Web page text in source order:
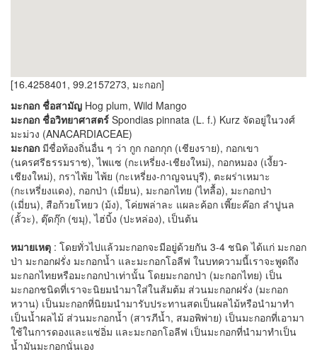
[16.4258401, 99.2157273, มะกอก]
มะกอก ชื่อสามัญ Hog plum, Wild Mango
มะกอก ชื่อวิทยาศาสตร์ Spondias pinnata (L. f.) Kurz จัดอยู่ในวงศ์
มะม่วง (ANACARDIACEAE)
มะกอก มีชื่อท้องถิ่นอื่น ๆ ว่า กูก กอกกุก (เชียงราย), กอกเขา
(นครศรีธรรมราช), ไพแซ (กะเหรี่ยง-เชียงใหม่), กอกหมอง (เงี้ยว-
เชียงใหม่), กราไพ้ย ไพ้ย (กะเหรี่ยง-กาญจนบุรี), ตะผร่าเหมาะ
(กะเหรี่ยงแดง), กอกป่า (เมี่ยน), มะกอกไทย (ไทลื้อ), มะกอกป่า
(เมี่ยน), สือก้วยโหยว (ม้ง), โค่ยพล่าละ แผละค้อก เพี๊ยะค๊อก ลำปูนล
(ลั้วะ), ตุ๊ดกุ๊ก (ขมุ), ไฮ่บิ้ง (ปะหล่อง), เป็นต้น
หมายเหตุ : โดยทั่วไปแล้วมะกอกจะมีอยู่ด้วยกัน 3-4 ชนิด ได้แก่ มะกอก
ป่า มะกอกฝรั่ง มะกอกน้ำ และมะกอกโอลีฟ ในบทความนี้เราจะพูดถึง
มะกอกไทยหรือมะกอกป่าเท่านั้น โดยมะกอกป่า (มะกอกไทย) เป็น
มะกอกชนิดที่เราจะนิยมนำมาใส่ในส้มต้ม ส่วนมะกอกฝรั่ง (มะกอก
หวาน) เป็นมะกอกที่นิยมนำมารับประทานสดเป็นผลไม้หรือนำมาทำ
เป็นน้ำผลไม้ ส่วนมะกอกน้ำ (สารภีน้ำ, สมอพิพ่าย) เป็นมะกอกที่เอามา
ใช้ในการดองและแช่อิ่ม และมะกอกโอลีฟ เป็นมะกอกที่นำมาทำเป็น
น้ำมันมะกอกนั่นเอง